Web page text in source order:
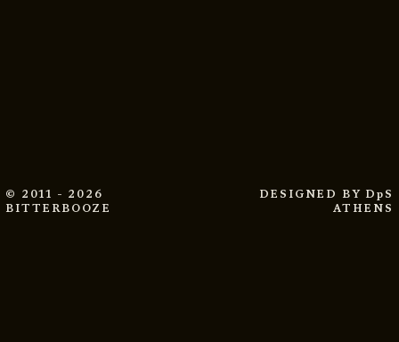
© 2011 - 2026
BITTERBOOZE
DESIGNED BY DpS
ATHENS